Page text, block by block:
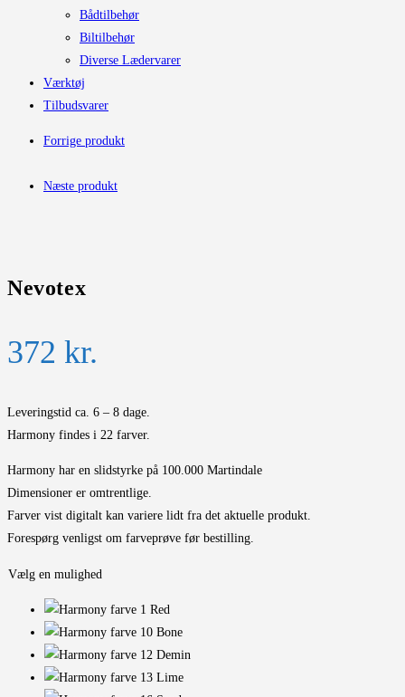
Bådtilbehør
Biltilbehør
Diverse Lædervarer
Værktøj
Tilbudsvarer
Forrige produkt
Næste produkt
Nevotex
372 kr.
Leveringstid ca. 6 – 8 dage.
Harmony findes i 22 farver.
Harmony har en slidstyrke på 100.000 Martindale
Dimensioner er omtrentlige.
Farver vist digitalt kan variere lidt fra det aktuelle produkt.
Forespørg venligst om farveprøve før bestilling.
Vælg en mulighed